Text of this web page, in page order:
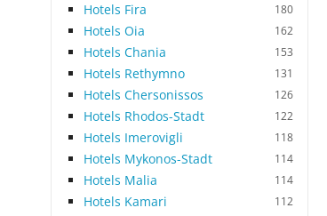
Hotels Fira 180
Hotels Oia 162
Hotels Chania 153
Hotels Rethymno 131
Hotels Chersonissos 126
Hotels Rhodos-Stadt 122
Hotels Imerovigli 118
Hotels Mykonos-Stadt 114
Hotels Malia 114
Hotels Kamari 112